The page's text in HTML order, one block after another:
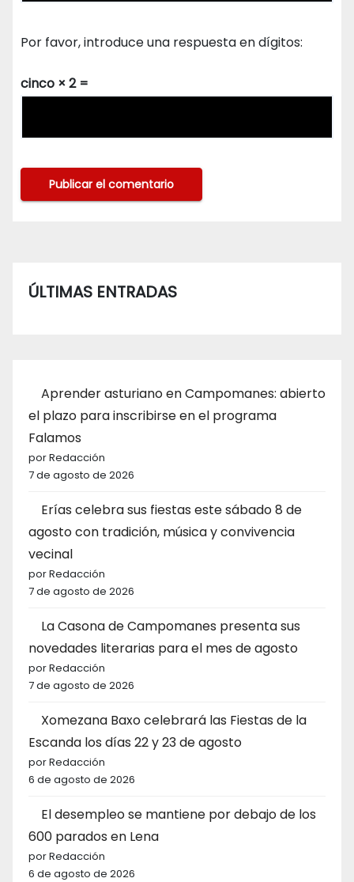
Por favor, introduce una respuesta en dígitos:
cinco × 2 =
ÚLTIMAS ENTRADAS
Aprender asturiano en Campomanes: abierto
el plazo para inscribirse en el programa
Falamos
por Redacción
7 de agosto de 2026
Erías celebra sus fiestas este sábado 8 de
agosto con tradición, música y convivencia
vecinal
por Redacción
7 de agosto de 2026
La Casona de Campomanes presenta sus
novedades literarias para el mes de agosto
por Redacción
7 de agosto de 2026
Xomezana Baxo celebrará las Fiestas de la
Escanda los días 22 y 23 de agosto
por Redacción
6 de agosto de 2026
El desempleo se mantiene por debajo de los
600 parados en Lena
por Redacción
6 de agosto de 2026